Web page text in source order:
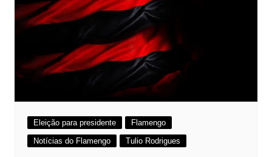
Eleição para presidente
Flamengo
Notícias do Flamengo
Tulio Rodrigues